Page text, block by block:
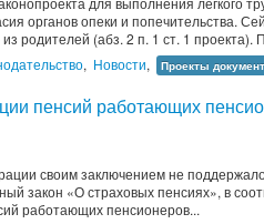
органов опеки и попечительства.
родителей (абз. 2 п. 1 ст. 1 проекта).
, Новости, Проекты
пенсий работающих
своим заключением не
закон «О страховых пенсиях», в
работающих пенсионеров...